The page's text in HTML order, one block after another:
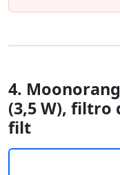
4.
(3,5 W), filtro
filt